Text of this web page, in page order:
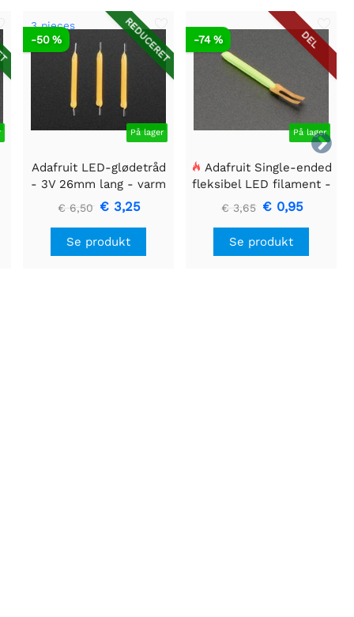

REDUCERET
3 pieces
På lager
-50 %
Adafruit LED-glødetråd
- 3V 26mm lang - varm
hvid 3-pak
€ 6,50 € 3,25
Se produkt
DEL
På lager
-74 %
Adafruit Single-ended
fleksibel LED filament -
3V 25 mm lang - Grøn
€ 3,65 € 0,95
Se produkt